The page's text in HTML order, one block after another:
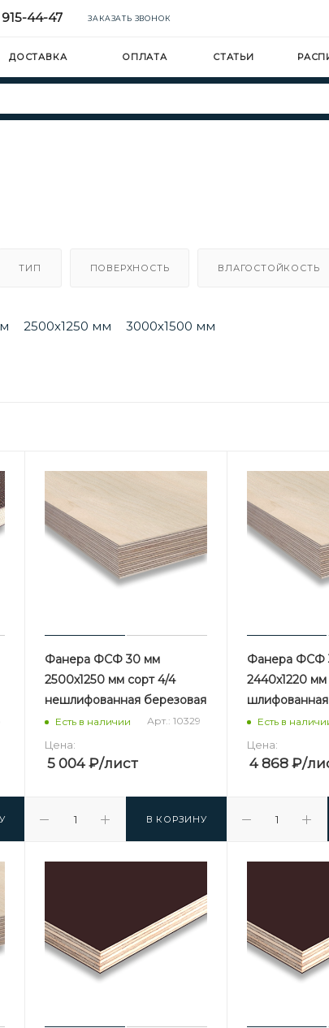
44-47 ЗАКАЗАТЬ ЗВОНОК
ДОСТАВКА ОПЛАТА СТАТЬИ
ТИП ПОВЕРХНОСТЬ ВЛАГОСТОЙКОСТЬ
2500х1250 мм 3000х1500 мм
Фанера ФСФ 30 мм
2500х1250 мм сорт 4/4
нешлифованная березовая
Есть в наличии Арт.: 10329
Цена:
5 004 ₽/лист
В КОРЗИНУ
Фанера ФСФ
2440х1220 мм
Есть в
Цена:
4 868₽/